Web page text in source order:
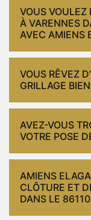
VOUS VOULEZ
À VARENNES
AVEC AMIENS
VOUS RÊVEZ
GRILLAGE
AVEZ-VOUS
VOTRE POSE
AMIENS
CLÔTURE ET
DANS LE